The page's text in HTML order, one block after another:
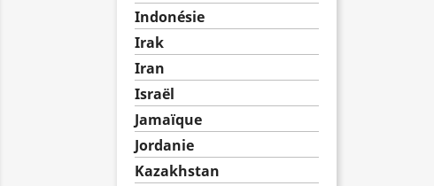
Indonésie
Irak
Iran
Israël
Jamaïque
Jordanie
Kazakhstan